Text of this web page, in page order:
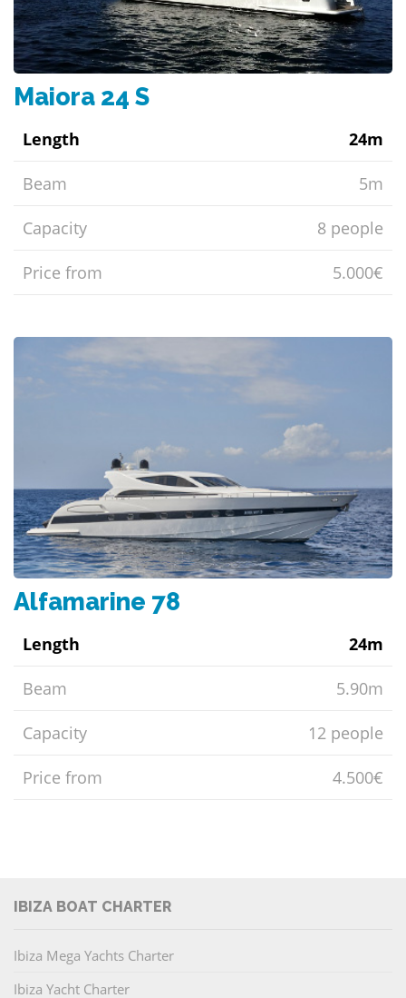
Maiora 24 S
Length 24m
Beam 5m
Capacity 8 people
Price from 5.000€
Alfamarine 78
Length 24m
Beam 5.90m
Capacity 12 people
Price from 4.500€
IBIZA BOAT CHARTER
Ibiza Mega Yachts Charter
Ibiza Yacht Charter